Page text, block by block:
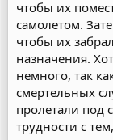
чтобы их
самолетом.
чтобы их
назначения.
немного, так
смертельных
пролетали под
трудности с